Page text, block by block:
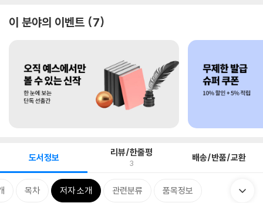
이 분야의 이벤트 7
도서정보 리뷰/한줄평
3 배송/반품/교환
목차 저자 소개 관련분류 품목정보